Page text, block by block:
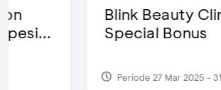
Blink Beauty Clinic -
Special Bonus
Periode 27 Mar 2025 - 31 Agt 2026